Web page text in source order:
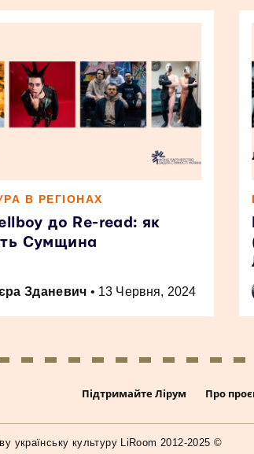
В РЕГІОНАХ
до Re-read: як
Сумщина
Зданевич • 13 Червня, 2024
Підтримайте Лірум Про
українську культуру LiRoom 2012-2025 ©